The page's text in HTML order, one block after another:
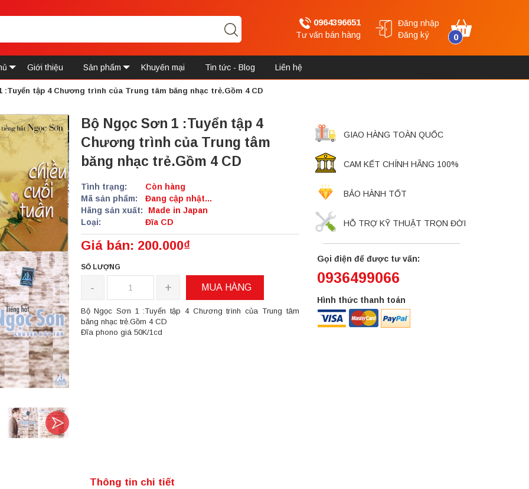
0964396651
Tư vấn bán hàng
Đăng nhập
Đăng ký
0
Giới thiệu Sản phẩm Khuyến mại Tin tức - Blog Liên hệ
:Tuyển tập 4 Chương trình của Trung tâm băng nhạc trẻ.Gồm 4 CD
Bộ Ngọc Sơn 1 :Tuyển tập 4
Chương trình của Trung tâm
băng nhạc trẻ.Gồm 4 CD
Tình trạng:
Còn hàng
Mã sản phẩm:
Đang cập nhật...
Hãng sản xuất:
Made in Japan
Loại:
Đĩa CD
Giá bán: 200.000₫
SỐ LƯỢNG
- + MUA HÀNG
Bộ Ngọc Sơn 1 :Tuyển tập 4 Chương trình của Trung tâm
băng nhạc trẻ.Gồm 4 CD
Đĩa phono giá 50K/1cd
GIAO HÀNG TOÀN QUỐC
CAM KẾT CHÍNH HÃNG 100%
BẢO HÀNH TỐT
HỖ TRỢ KỸ THUẬT TRỌN ĐỜI
Gọi điện để được tư vấn:
0936499066
Hình thức thanh toán
Thông tin chi tiết